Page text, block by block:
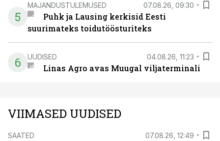
5
MAJANDUSTULEMUSED 07.08.26, 09:30
Puhk ja Lausing kerkisid Eesti
suurimateks toidutöösturiteks
6 UUDISED 04.08.26, 11:23
Linas Agro avas Muugal viljaterminali
VIIMASED UUDISED
SAATED 07.08.26, 12:49